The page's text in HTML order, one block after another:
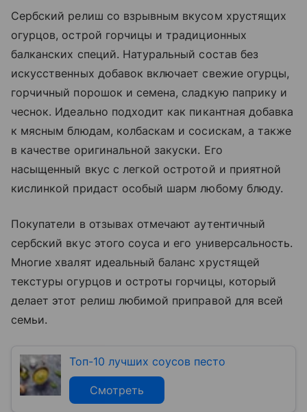
Сербский релиш со взрывным вкусом хрустящих
огурцов, острой горчицы и традиционных
балканских специй. Натуральный состав без
искусственных добавок включает свежие огурцы,
горчичный порошок и семена, сладкую паприку и
чеснок. Идеально подходит как пикантная добавка
к мясным блюдам, колбаскам и сосискам, а также
в качестве оригинальной закуски. Его
насыщенный вкус с легкой остротой и приятной
кислинкой придаст особый шарм любому блюду.
Покупатели в отзывах отмечают аутентичный
сербский вкус этого соуса и его универсальность.
Многие хвалят идеальный баланс хрустящей
текстуры огурцов и остроты горчицы, который
делает этот релиш любимой приправой для всей
семьи.
Топ-10 лучших соусов песто
Смотреть